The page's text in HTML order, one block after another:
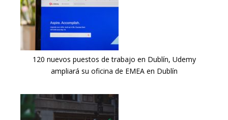
120 nuevos puestos de trabajo en Dublín, Udemy
ampliará su oficina de EMEA en Dublín